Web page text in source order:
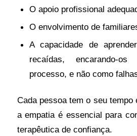
O apoio profissional
O envolvimento de
A capacidade de
recaídas, encarando-
processo, e não como
Cada pessoa tem o seu
a empatia é essencial para
terapêutica de confiança.